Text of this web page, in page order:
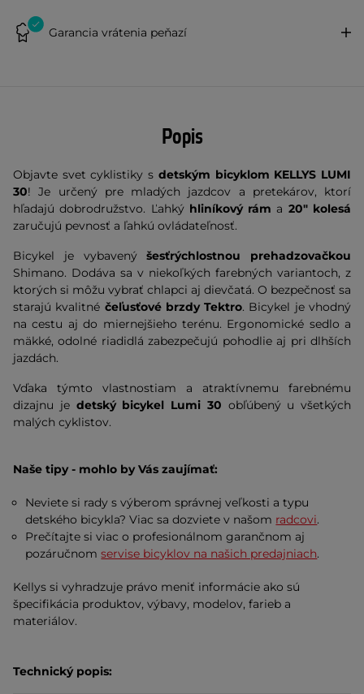
Garancia vrátenia peňazí
Popis
Objavte svet cyklistiky s detským bicyklom KELLYS LUMI
30! Je určený pre mladých jazdcov a pretekárov, ktorí
hľadajú dobrodružstvo. Ľahký hliníkový rám a 20" kolesá
zaručujú pevnosť a ľahkú ovládateľnosť.
Bicykel je vybavenýšesťrýchlostnou prehadzovačkou
Shimano. Dodáva sa v niekoľkých farebných variantoch, z
ktorých si môžu vybrať chlapci aj dievčatá. O bezpečnosť sa
starajú kvalitné čeľusťové brzdy Tektro. Bicykel je vhodný
na cestu aj do miernejšieho terénu. Ergonomické sedlo a
mäkké, odolné riadidlá zabezpečujú pohodlie aj pri dlhších
jazdách.
Vďaka týmto vlastnostiam a atraktívnemu farebnému
dizajnu je detský bicykel Lumi 30 obľúbený u všetkých
malých cyklistov.
Naše tipy - mohlo by Vás zaujímať:
Neviete si rady s výberom správnej veľkosti a typu
detského bicykla? Viac sa dozviete v našom radcovi.
Prečítajte si viac o profesionálnom garančnom aj
pozáručnomservise bicyklov na našich predajniach.
Kellys si vyhradzuje právo meniť informácie ako sú
špecifikácia produktov, výbavy, modelov, farieb a
materiálov.
Technický popis: